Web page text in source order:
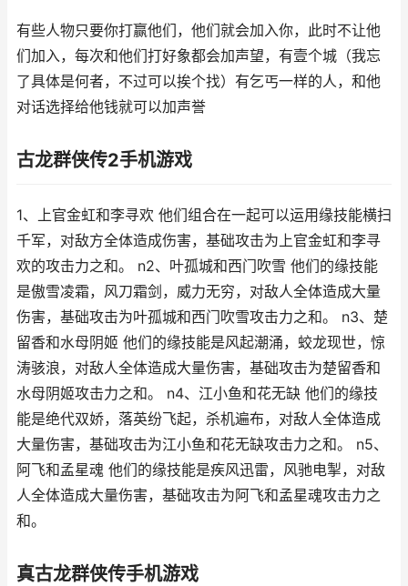
有些人物只要你打赢他们，他们就会加入你，此时不让他
们加入，每次和他们打好象都会加声望，有壹个城（我忘
了具体是何者，不过可以挨个找）有乞丐一样的人，和他
对话选择给他钱就可以加声誉
古龙群侠传2手机游戏
1、上官金虹和李寻欢 他们组合在一起可以运用缘技能横扫
千军，对敌方全体造成伤害，基础攻击为上官金虹和李寻
欢的攻击力之和。 n2、叶孤城和西门吹雪 他们的缘技能
是傲雪凌霜，风刀霜剑，威力无穷，对敌人全体造成大量
伤害，基础攻击为叶孤城和西门吹雪攻击力之和。 n3、楚
留香和水母阴姬 他们的缘技能是风起潮涌，蛟龙现世，惊
涛骇浪，对敌人全体造成大量伤害，基础攻击为楚留香和
水母阴姬攻击力之和。 n4、江小鱼和花无缺 他们的缘技
能是绝代双娇，落英纷飞起，杀机遍布，对敌人全体造成
大量伤害，基础攻击为江小鱼和花无缺攻击力之和。 n5、
阿飞和孟星魂 他们的缘技能是疾风迅雷，风驰电掣，对敌
人全体造成大量伤害，基础攻击为阿飞和孟星魂攻击力之
和。
真古龙群侠传手机游戏